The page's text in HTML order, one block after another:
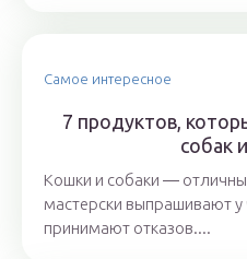
Самое интересное
7 продуктов,
собак
Кошки и собаки ―
мастерски выпрашивают у
принимают отказов....